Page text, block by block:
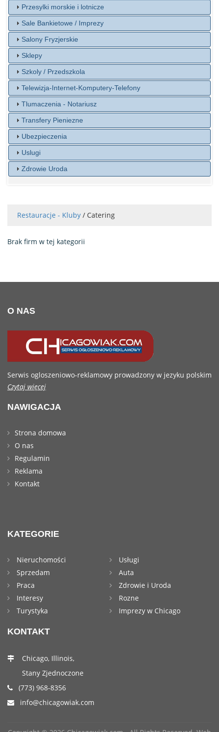
Przesylki morskie i lotnicze
Sale Bankietowe / Imprezy
Salony Fryzjerskie
Sklepy
Szkoly / Przedszkola
Telewizja-Internet-Komputery-Telefony
Tlumaczenia - Notariusz
Transfery Pieniezne
Ubezpieczenia
Uslugi
Zdrowie Uroda
Restauracje - Kluby / Catering
Brak firm w tej kategorii
O NAS
Serwis ogloszeniowo-reklamowy prowadzony w jezyku polskim
Czytaj więcej
NAWIGACJA
Strona domowa
O nas
Regulamin
Reklama
Kontakt
KATEGORIE
Nieruchomości
Usługi
Sprzedam
Auta
Praca
Zdrowie i Uroda
Interesy
Rozne
Turystyka
Imprezy w Chicago
KONTAKT
Chicago, Illinois,
Stany Zjednoczone
(773) 968-8356
info@chicagowiak.com